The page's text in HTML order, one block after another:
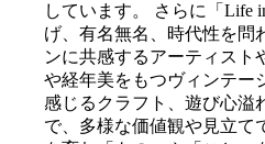
しています。 さらに「Life
げ、有名無名、時代性を問
ンに共感するアーティスト
や経年美をもつヴィンテー
感じるクラフト、遊び心溢
で、多様な価値観や見立て